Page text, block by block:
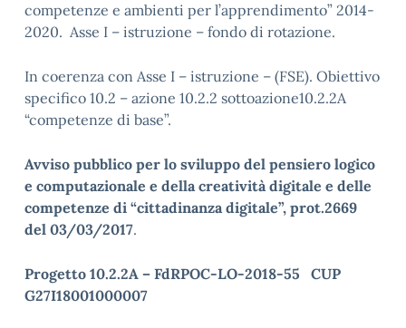
competenze e ambienti per l’apprendimento” 2014-
2020. Asse I – istruzione – fondo di rotazione.
In coerenza con Asse I – istruzione – (FSE). Obiettivo
specifico 10.2 – azione 10.2.2 sottoazione10.2.2A
“competenze di base”.
Avviso pubblico per lo sviluppo del pensiero logico
e computazionale e della creatività digitale e delle
competenze di “cittadinanza digitale”, prot.2669
del 03/03/2017.
Progetto 10.2.2A – FdRPOC-LO-2018-55 CUP
G27I18001000007